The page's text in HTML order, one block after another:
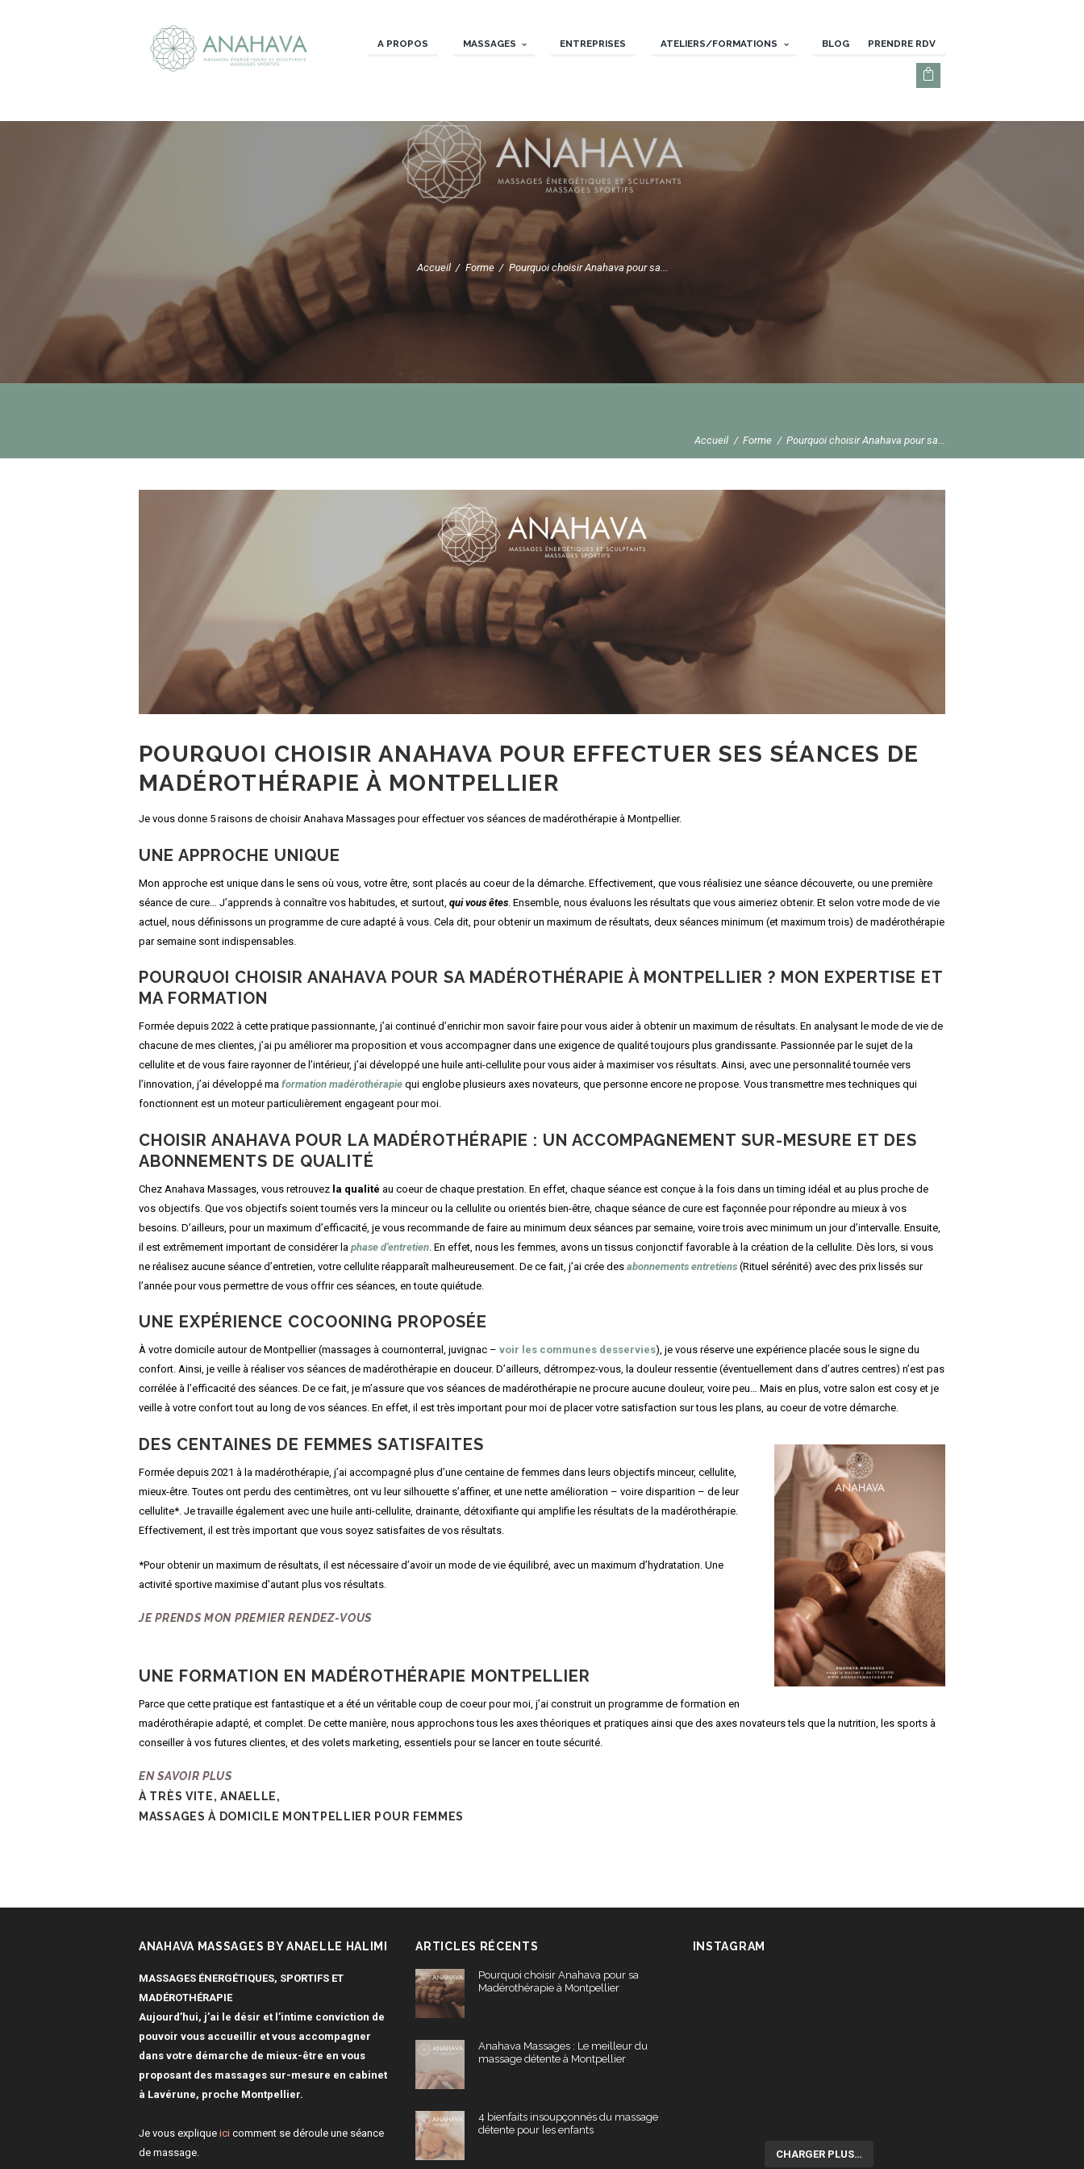
A PROPOS MASSAGES ENTREPRISES ATELIERS/FORMATIONS BLOG PRENDRE RDV
Accueil Forme Pourquoi choisir Anahava pour sa...
Accueil Forme Pourquoi choisir Anahava pour sa...
POURQUOI CHOISIR ANAHAVA POUR EFFECTUER SES SÉANCES DE
MADÉROTHÉRAPIE À MONTPELLIER
Je vous donne 5 raisons de choisir Anahava Massages pour effectuer vos séances de madérothérapie à Montpellier.
UNE APPROCHE UNIQUE
Mon approche est unique dans le sens où vous, votre être, sont placés au coeur de la démarche. Effectivement, que vous réalisiez une séance découverte, ou une première
séance de cure… J’apprends à connaître vos habitudes, et surtout, qui vous êtes . Ensemble, nous évaluons les résultats que vous aimeriez obtenir. Et selon votre mode de vie
actuel, nous définissons un programme de cure adapté à vous. Cela dit, pour obtenir un maximum de résultats, deux séances minimum (et maximum trois) de madérothérapie
par semaine sont indispensables.
POURQUOI CHOISIR ANAHAVA POUR SA MADÉROTHÉRAPIE À MONTPELLIER ? MON EXPERTISE ET
MA FORMATION
Formée depuis 2022 à cette pratique passionnante, j’ai continué d’enrichir mon savoir faire pour vous aider à obtenir un maximum de résultats. En analysant le mode de vie de
chacune de mes clientes, j’ai pu améliorer ma proposition et vous accompagner dans une exigence de qualité toujours plus grandissante. Passionnée par le sujet de la
cellulite et de vous faire rayonner de l’intérieur, j’ai développé une huile anti-cellulite pour vous aider à maximiser vos résultats. Ainsi, avec une personnalité tournée vers
l’innovation, j’ai développé ma formation madérothérapie qui englobe plusieurs axes novateurs, que personne encore ne propose. Vous transmettre mes techniques qui
fonctionnent est un moteur particulièrement engageant pour moi.
CHOISIR ANAHAVA POUR LA MADÉROTHÉRAPIE : UN ACCOMPAGNEMENT SUR-MESURE ET DES
ABONNEMENTS DE QUALITÉ
Chez Anahava Massages, vous retrouvez la qualité au coeur de chaque prestation. En effet, chaque séance est conçue à la fois dans un timing idéal et au plus proche de
vos objectifs. Que vos objectifs soient tournés vers la minceur ou la cellulite ou orientés bien-être, chaque séance de cure est façonnée pour répondre au mieux à vos
besoins. D’ailleurs, pour un maximum d’efficacité, je vous recommande de faire au minimum deux séances par semaine, voire trois avec minimum un jour d’intervalle. Ensuite,
il est extrêmement important de considérer la phase d’entretien . En effet, nous les femmes, avons un tissus conjonctif favorable à la création de la cellulite. Dès lors, si vous
ne réalisez aucune séance d’entretien, votre cellulite réapparaît malheureusement. De ce fait, j’ai crée des abonnements entretiens (Rituel sérénité) avec des prix lissés sur
l’année pour vous permettre de vous offrir ces séances, en toute quiétude.
UNE EXPÉRIENCE COCOONING PROPOSÉE
À votre domicile autour de Montpellier (massages à cournonterral, juvignac – voir les communes desservies), je vous réserve une expérience placée sous le signe du
confort. Ainsi, je veille à réaliser vos séances de madérothérapie en douceur. D’ailleurs, détrompez-vous, la douleur ressentie (éventuellement dans d’autres centres) n’est pas
corrélée à l’efficacité des séances. De ce fait, je m’assure que vos séances de madérothérapie ne procure aucune douleur, voire peu… Mais en plus, votre salon est cosy et je
veille à votre confort tout au long de vos séances. En effet, il est très important pour moi de placer votre satisfaction sur tous les plans, au coeur de votre démarche.
DES CENTAINES DE FEMMES SATISFAITES
Formée depuis 2021 à la madérothérapie, j’ai accompagné plus d’une centaine de femmes dans leurs objectifs minceur, cellulite,
mieux-être. Toutes ont perdu des centimètres, ont vu leur silhouette s’affiner, et une nette amélioration – voire disparition – de leur
cellulite*. Je travaille également avec une huile anti-cellulite, drainante, détoxifiante qui amplifie les résultats de la madérothérapie.
Effectivement, il est très important que vous soyez satisfaites de vos résultats.
*Pour obtenir un maximum de résultats, il est nécessaire d’avoir un mode de vie équilibré, avec un maximum d’hydratation. Une
activité sportive maximise d’autant plus vos résultats.
JE PRENDS MON PREMIER RENDEZ-VOUS
UNE FORMATION EN MADÉROTHÉRAPIE MONTPELLIER
Parce que cette pratique est fantastique et a été un véritable coup de coeur pour moi, j’ai construit un programme de formation en
madérothérapie adapté, et complet. De cette manière, nous approchons tous les axes théoriques et pratiques ainsi que des axes novateurs tels que la nutrition, les sports à
conseiller à vos futures clientes, et des volets marketing, essentiels pour se lancer en toute sécurité.
EN SAVOIR PLUS
À TRÈS VITE, ANAELLE,
MASSAGES À DOMICILE MONTPELLIER POUR FEMMES
ANAHAVA MASSAGES BY ANAELLE HALIMI
MASSAGES ÉNERGÉTIQUES, SPORTIFS ET
MADÉROTHÉRAPIE
Aujourd’hui, j’ai le désir et l’intime conviction de
pouvoir vous accueillir et vous accompagner
dans votre démarche de mieux-être en vous
proposant des massages sur-mesure en cabinet
à Lavérune, proche Montpellier.
Je vous explique ici comment se déroule une séance
de massage.
ARTICLES RÉCENTS
Pourquoi choisir Anahava pour sa
Madérothérapie à Montpellier
Anahava Massages : Le meilleur du
massage détente à Montpellier
4 bienfaits insoupçonnés du massage
détente pour les enfants
INSTAGRAM
CHARGER PLUS…